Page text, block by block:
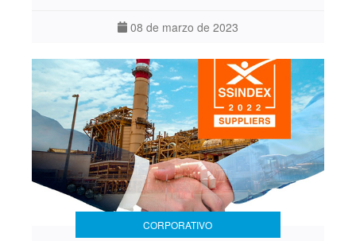
08 de marzo de 2023
CORPORATIVO